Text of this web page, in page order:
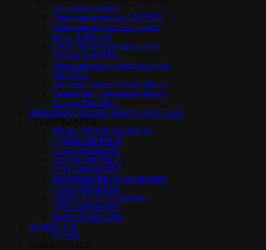
Защитные роллеты
Секционные ворота АЛЮТЕХ
Секционные гаражные ворота
Trend АЛЮТЕХ
Секционные гаражные ворота
Prestige АЛЮТЕХ
Секционные панорамные ворота
АЛЮТЕХ
Комплект Алютех Black Edition
Скоростные спиральные ворота
Алютех TurboRoll
ВНЕШНЯЯ СОЛНЦЕЗАЩИТА ALUTECH
ВИДЫ СТЕКЛОПАКЕТОВ
ОДНОКАМЕРНЫЕ
СТЕКЛОПАКЕТЫ
ДВУХКАМЕРНЫЕ
СТЕКЛОПАКЕТЫ
МУЛЬТИФУНКЦИОНАЛЬНЫЕ
СТЕКЛОПАКЕТЫ
ЭНЕРГОСБЕРЕГАЮЩИЕ
СТЕКЛОПАКЕТЫ
ТЕПЛОПАКЕТ DS
ФУРНИТУРА
VORNE